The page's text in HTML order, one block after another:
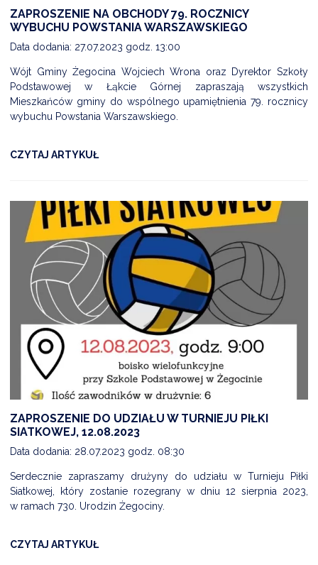
ZAPROSZENIE NA OBCHODY 79. ROCZNICY
WYBUCHU POWSTANIA WARSZAWSKIEGO
Data dodania: 27.07.2023 godz. 13:00
Wójt Gminy Żegocina Wojciech Wrona oraz Dyrektor Szkoły
Podstawowej w Łąkcie Górnej zapraszają wszystkich
Mieszkańców gminy do wspólnego upamiętnienia 79. rocznicy
wybuchu Powstania Warszawskiego.
CZYTAJ ARTYKUŁ
ZAPROSZENIE DO UDZIAŁU W TURNIEJU PIŁKI
SIATKOWEJ, 12.08.2023
Data dodania: 28.07.2023 godz. 08:30
Serdecznie zapraszamy drużyny do udziału w Turnieju Piłki
Siatkowej, który zostanie rozegrany w dniu 12 sierpnia 2023,
w ramach 730. Urodzin Żegociny.
CZYTAJ ARTYKUŁ